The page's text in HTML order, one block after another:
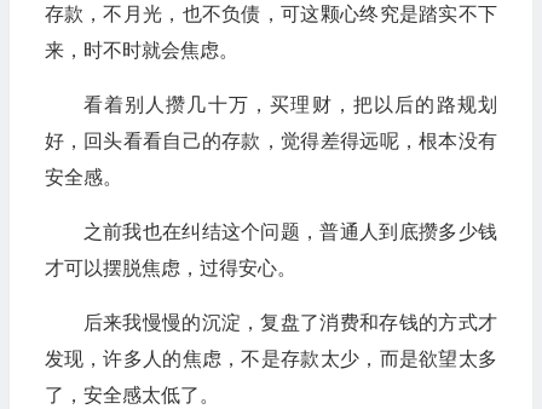
存款，不月光，也不负债，可这颗心终究是踏实不下
来，时不时就会焦虑。
看着别人攒几十万，买理财，把以后的路规划
好，回头看看自己的存款，觉得差得远呢，根本没有
安全感。
之前我也在纠结这个问题，普通人到底攒多少钱
才可以摆脱焦虑，过得安心。
后来我慢慢的沉淀，复盘了消费和存钱的方式才
发现，许多人的焦虑，不是存款太少，而是欲望太多
了，安全感太低了。